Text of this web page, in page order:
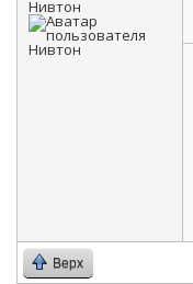
Нивтон
Верх